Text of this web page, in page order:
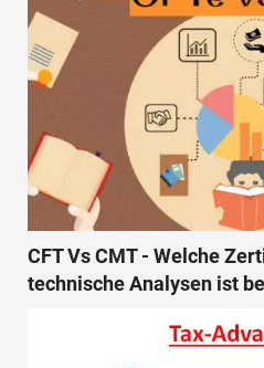
CFT Vs CMT - Welche
technische Analysen ist